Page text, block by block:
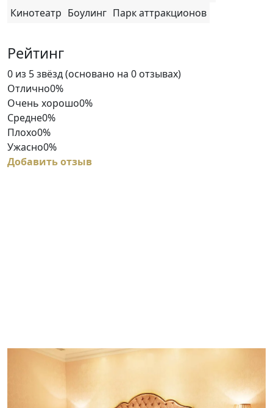
Кинотеатр Боулинг Парк аттракционов
Рейтинг
Rated
0
out
of
5
0 из 5 звёзд (основано на 0 отзывах)
Отлично0%
Очень хорошо0%
Средне0%
Плохо0%
Ужасно0%
Добавить отзыв